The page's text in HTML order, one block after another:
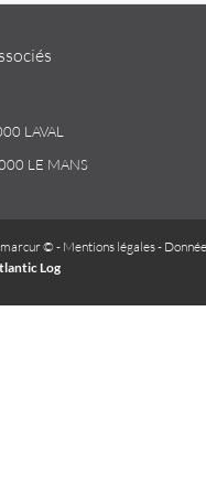
LAVAL
LE MANS
© - Mentions légales-
Log